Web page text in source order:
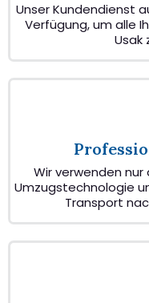
Unser Kundendienst
Verfügung, um alle
Usak
Wir verwenden
Umzugstechnologie
Transport